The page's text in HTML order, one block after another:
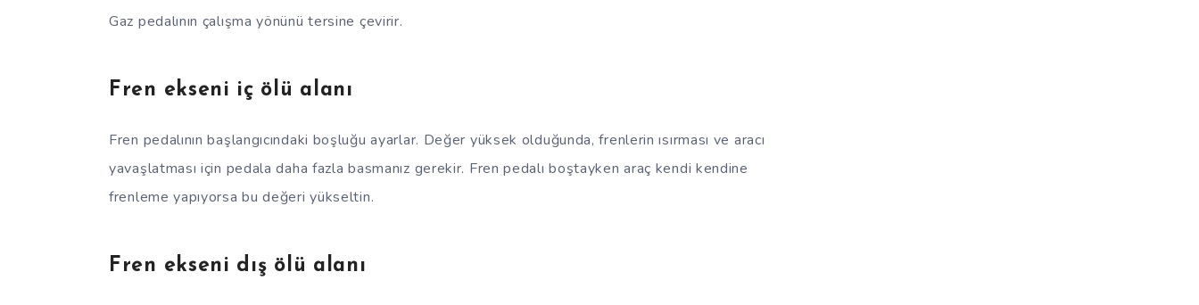
Gaz pedalının çalışma yönünü tersine çevirir.
Fren ekseni iç ölü alanı
Fren pedalının başlangıcındaki boşluğu ayarlar. Değer yüksek olduğunda, frenlerin ısırması ve aracı
yavaşlatması için pedala daha fazla basmanız gerekir. Fren pedalı boştayken araç kendi kendine
frenleme yapıyorsa bu değeri yükseltin.
Fren ekseni dış ölü alanı